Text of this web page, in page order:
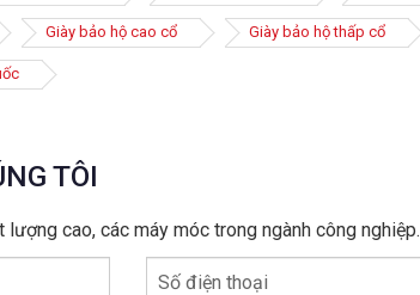
Giày bảo hộ cao cổ Giày bảo hộ thấp cổ
TÔI
cao, các máy móc trong ngành công nghiệp.
Số điện thoại